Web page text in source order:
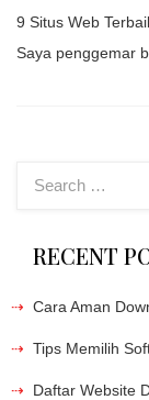
9 Situs Web
Saya penggemar
RECENT
Cara Aman
Tips Memilih
Daftar Website